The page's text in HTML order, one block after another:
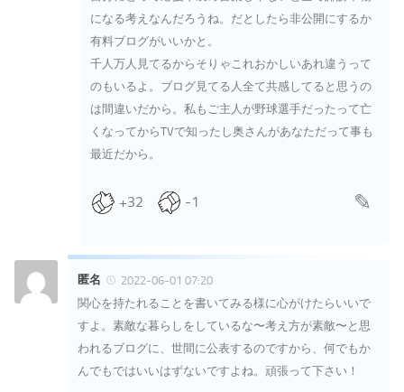
になる考えなんだろうね。だとしたら非公開にするか
有料ブログがいいかと。
千人万人見てるからそりゃこれおかしいあれ違うって
のもいるよ。ブログ見てる人全て共感してると思うの
は間違いだから。私もご主人が野球選手だったって亡
くなってからTVで知ったし奥さんがあなただって事も
最近だから。
+32 -1
匿名
2022-06-01 07:20
関心を持たれることを書いてみる様に心がけたらいいで
すよ。素敵な暮らしをしているな〜考え方が素敵〜と思
われるブログに、世間に公表するのですから、何でもか
んでもではいいはずないですよね。頑張って下さい！